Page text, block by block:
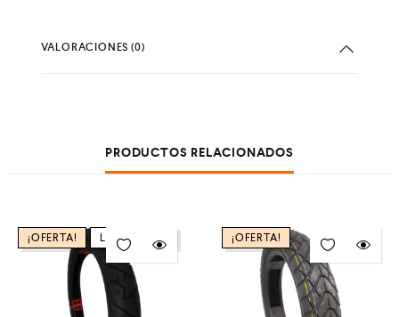
VALORACIONES (0)
PRODUCTOS RELACIONADOS
¡OFERTA! LOW STOCK ¡OFERTA!